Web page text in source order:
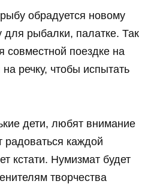
обрадуется новому
для рыбалки, палатке. Так
совместной поездке на
речку, чтобы испытать
дети, любят внимание
радоваться каждой
кстати. Нумизмат будет
творчества